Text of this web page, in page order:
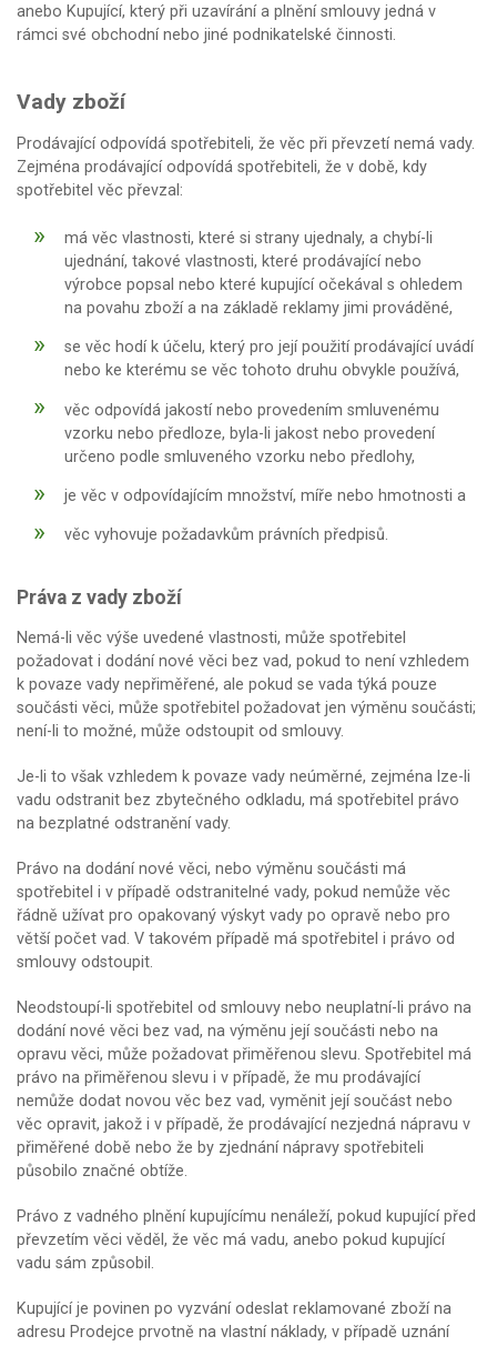
anebo Kupující, který při uzavírání a plnění smlouvy jedná v
rámci své obchodní nebo jiné podnikatelské činnosti.
Vady zboží
Prodávající odpovídá spotřebiteli, že věc při převzetí nemá vady.
Zejména prodávající odpovídá spotřebiteli, že v době, kdy
spotřebitel věc převzal:
má věc vlastnosti, které si strany ujednaly, a chybí-li
ujednání, takové vlastnosti, které prodávající nebo
výrobce popsal nebo které kupující očekával s ohledem
na povahu zboží a na základě reklamy jimi prováděné,
se věc hodí k účelu, který pro její použití prodávající uvádí
nebo ke kterému se věc tohoto druhu obvykle používá,
věc odpovídá jakostí nebo provedením smluvenému
vzorku nebo předloze, byla-li jakost nebo provedení
určeno podle smluveného vzorku nebo předlohy,
je věc v odpovídajícím množství, míře nebo hmotnosti a
věc vyhovuje požadavkům právních předpisů.
Práva z vady zboží
Nemá-li věc výše uvedené vlastnosti, může spotřebitel
požadovat i dodání nové věci bez vad, pokud to není vzhledem
k povaze vady nepřiměřené, ale pokud se vada týká pouze
součásti věci, může spotřebitel požadovat jen výměnu součásti;
není-li to možné, může odstoupit od smlouvy.
Je-li to však vzhledem k povaze vady neúměrné, zejména lze-li
vadu odstranit bez zbytečného odkladu, má spotřebitel právo
na bezplatné odstranění vady.
Právo na dodání nové věci, nebo výměnu součásti má
spotřebitel i v případě odstranitelné vady, pokud nemůže věc
řádně užívat pro opakovaný výskyt vady po opravě nebo pro
větší počet vad. V takovém případě má spotřebitel i právo od
smlouvy odstoupit.
Neodstoupí-li spotřebitel od smlouvy nebo neuplatní-li právo na
dodání nové věci bez vad, na výměnu její součásti nebo na
opravu věci, může požadovat přiměřenou slevu. Spotřebitel má
právo na přiměřenou slevu i v případě, že mu prodávající
nemůže dodat novou věc bez vad, vyměnit její součást nebo
věc opravit, jakož i v případě, že prodávající nezjedná nápravu v
přiměřené době nebo že by zjednání nápravy spotřebiteli
působilo značné obtíže.
Právo z vadného plnění kupujícímu nenáleží, pokud kupující před
převzetím věci věděl, že věc má vadu, anebo pokud kupující
vadu sám způsobil.
Kupující je povinen po vyzvání odeslat reklamované zboží na
adresu Prodejce prvotně na vlastní náklady, v případě uznání